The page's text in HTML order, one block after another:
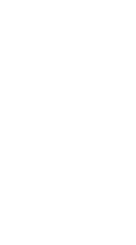
og stil.
til
et nøje udvalgt
outletpriser.
din
går af mode.